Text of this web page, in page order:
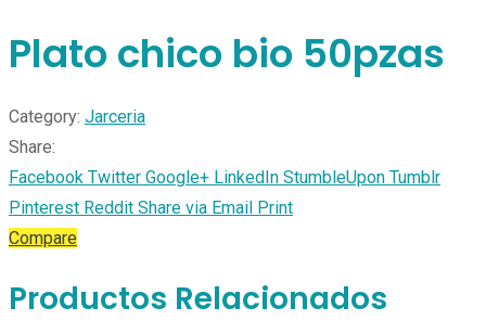
Plato chico bio 50pzas
Category: Jarceria
Share:
Facebook Twitter Google+ LinkedIn StumbleUpon Tumblr
Pinterest Reddit Share via Email Print
Compare
Productos Relacionados